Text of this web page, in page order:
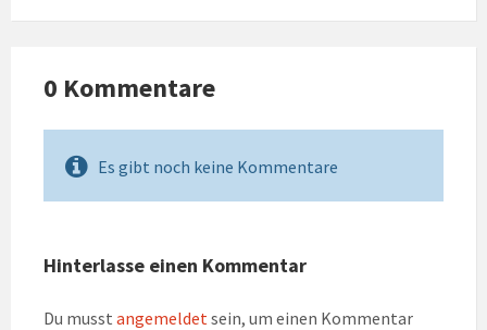
0 Kommentare
Es gibt noch keine Kommentare
Hinterlasse einen Kommentar
Du musst angemeldetsein, um einen Kommentar